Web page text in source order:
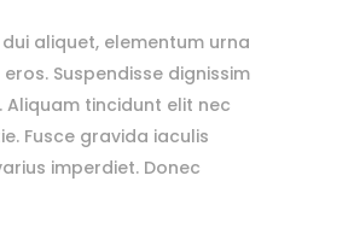
aliquet, elementum urna
Suspendisse dignissim
tincidunt elit nec
Fusce gravida iaculis
imperdiet. Donec